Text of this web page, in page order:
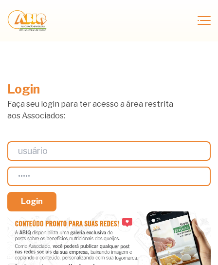
Login
Faça seu login para ter acesso a área restrita
aos Associados: